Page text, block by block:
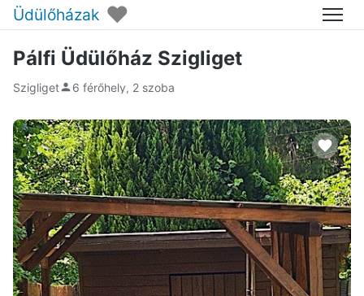
Üdülőházak ♥ Menü
Pálfi Üdülőház Szigliget
Szigliget 6 férőhely, 2 szoba